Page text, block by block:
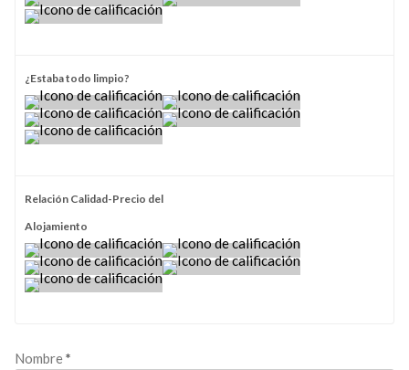
¿Estaba todo limpio?
Relación Calidad-Precio del
Alojamiento
Nombre*